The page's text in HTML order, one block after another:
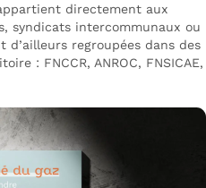
directement aux
syndicats intercommunaux ou
d’ailleurs regroupées dans des
: FNCCR, ANROC, FNSICAE,